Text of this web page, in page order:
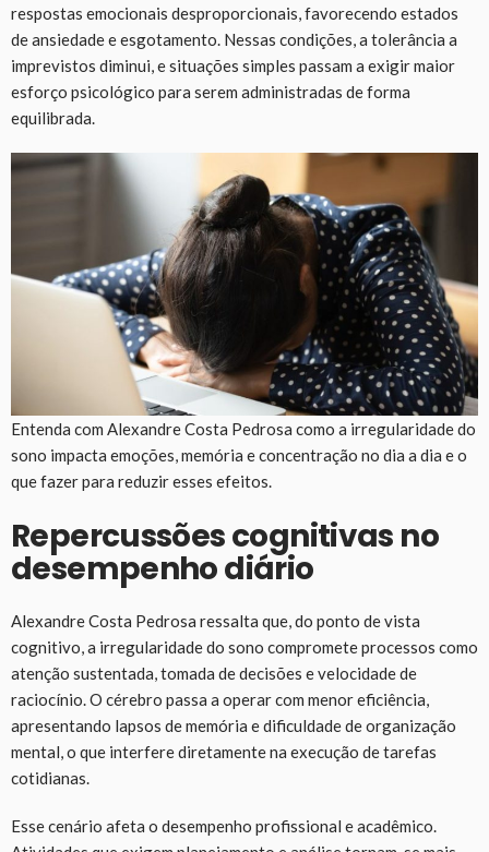
respostas emocionais desproporcionais, favorecendo estados
de ansiedade e esgotamento. Nessas condições, a tolerância a
imprevistos diminui, e situações simples passam a exigir maior
esforço psicológico para serem administradas de forma
equilibrada.
Entenda com Alexandre Costa Pedrosa como a irregularidade do
sono impacta emoções, memória e concentração no dia a dia e o
que fazer para reduzir esses efeitos.
Repercussões cognitivas no
desempenho diário
Alexandre Costa Pedrosa ressalta que, do ponto de vista
cognitivo, a irregularidade do sono compromete processos como
atenção sustentada, tomada de decisões e velocidade de
raciocínio. O cérebro passa a operar com menor eficiência,
apresentando lapsos de memória e dificuldade de organização
mental, o que interfere diretamente na execução de tarefas
cotidianas.
Esse cenário afeta o desempenho profissional e acadêmico.